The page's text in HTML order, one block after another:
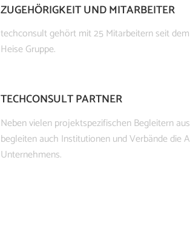
ZUGEHÖRIGKEIT UND MITARBEITER
techconsult gehört mit 25 Mitarbeitern seit dem
Heise Gruppe.
TECHCONSULT PARTNER
Neben vielen projektspezifischen Begleitern
begleiten auch Institutionen und Verbände die
Unternehmens.